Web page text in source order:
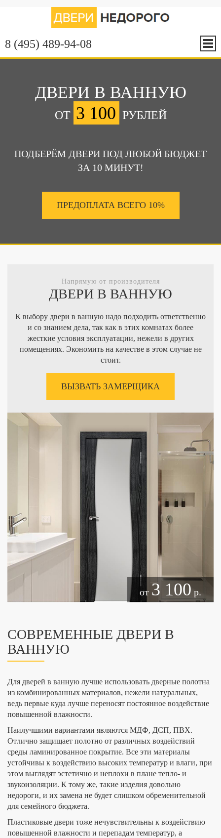
8 (495) 489-94-08
ДВЕРИ В ВАННУЮ
ОТ 3 100 РУБЛЕЙ
ПОДБЕРЁМ ДВЕРИ ПОД ЛЮБОЙ БЮДЖЕТ
ЗА 10 МИНУТ!
ПРЕДОПЛАТА ВСЕГО 10%
Напрямую от производителя
ДВЕРИ В ВАННУЮ
К выбору двери в ванную надо подходить ответственно
и со знанием дела, так как в этих комнатах более
жесткие условия эксплуатации, нежели в других
помещениях. Экономить на качестве в этом случае не
стоит.
ВЫЗВАТЬ ЗАМЕРЩИКА
от 3 100 р.
СОВРЕМЕННЫЕ ДВЕРИ В
ВАННУЮ
Для дверей в ванную лучше использовать дверные полотна
из комбинированных материалов, нежели натуральных,
ведь первые куда лучше переносят постоянное воздействие
повышенной влажности.
Наилучшими вариантами являются МДФ, ДСП, ПВХ.
Отлично защищает полотно от различных воздействий
среды ламинированное покрытие. Все эти материалы
устойчивы к воздействию высоких температур и влаги, при
этом выглядят эстетично и неплохи в плане тепло- и
звукоизоляции. К тому же, такие изделия довольно
недороги, и их замена не будет слишком обременительной
для семейного бюджета.
Пластиковые двери тоже нечувствительны к воздействию
повышенной влажности и перепадам температур, а